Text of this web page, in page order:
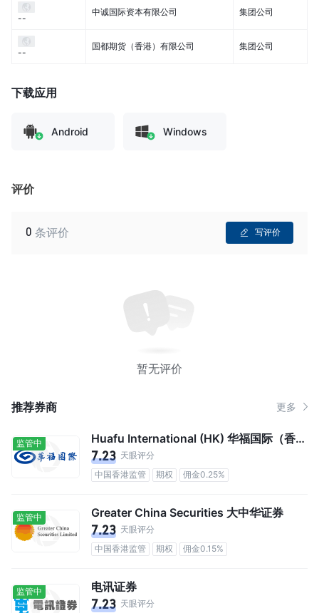
--
中诚国际资本有限公司 集团公司
--
国都期货（香港）有限公司 集团公司
下载应用
Android Windows
评价
0 条评价 写评价
暂无评价
推荐券商 更多
监管中 Huafu International (HK) 华福国际（香港）
7.23 天眼评分
中国香港监管
期权 佣金0.25%
监管中 Greater China Securities 大中华证券
7.23 天眼评分
中国香港监管
期权 佣金0.15%
监管中 电讯证券
7.23 天眼评分